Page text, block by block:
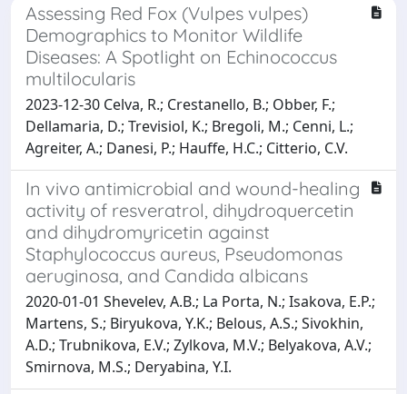
Assessing Red Fox (Vulpes vulpes)
Demographics to Monitor Wildlife
Diseases: A Spotlight on Echinococcus
multilocularis
2023-12-30 Celva, R.; Crestanello, B.; Obber, F.;
Dellamaria, D.; Trevisiol, K.; Bregoli, M.; Cenni, L.;
Agreiter, A.; Danesi, P.; Hauffe, H.C.; Citterio, C.V.
In vivo antimicrobial and wound-healing
activity of resveratrol, dihydroquercetin
and dihydromyricetin against
Staphylococcus aureus, Pseudomonas
aeruginosa, and Candida albicans
2020-01-01 Shevelev, A.B.; La Porta, N.; Isakova, E.P.;
Martens, S.; Biryukova, Y.K.; Belous, A.S.; Sivokhin,
A.D.; Trubnikova, E.V.; Zylkova, M.V.; Belyakova, A.V.;
Smirnova, M.S.; Deryabina, Y.I.